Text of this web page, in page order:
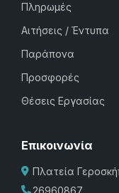
Πληρωμές
Αιτήσεις / Έντυπα
Παράπονα
Προσφορές
Θέσεις Εργασίας
Επικοινωνία
Πλατεία
26960867